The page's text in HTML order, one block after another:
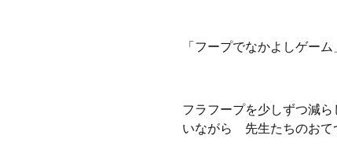
「フープでなかよしゲー
フラフープを少しずつ減
いながら 先生たちのおて